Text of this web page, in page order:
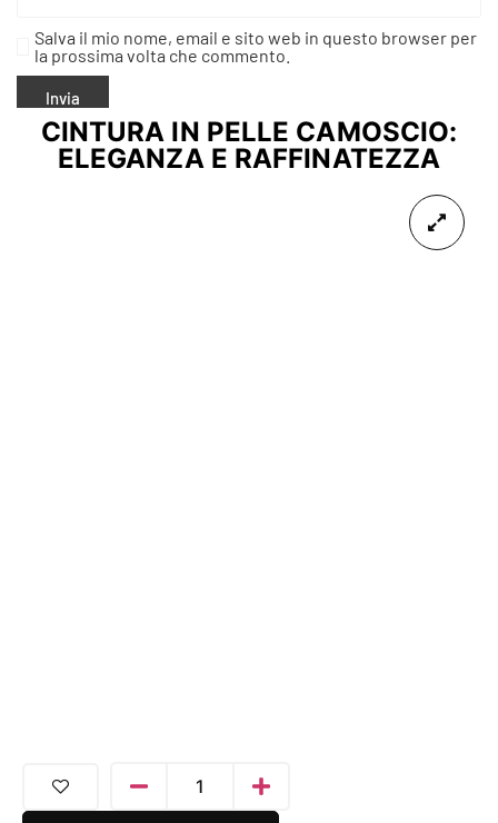
Salva il mio nome, email e sito web in questo browser per
la prossima volta che commento.
CINTURA IN PELLE CAMOSCIO:
ELEGANZA E RAFFINATEZZA